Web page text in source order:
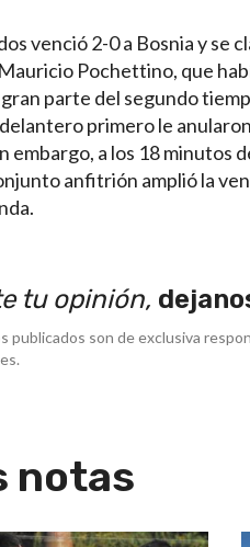
venció 2-0 a Bosnia y se
Pochettino, que
parte del segundo
primero le
embargo, a los 18 minutos
anfitrión amplió la
tu opinión,
publicados son de exclusiva
notas